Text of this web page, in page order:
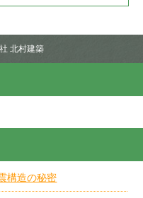
北村建築
構造の秘密